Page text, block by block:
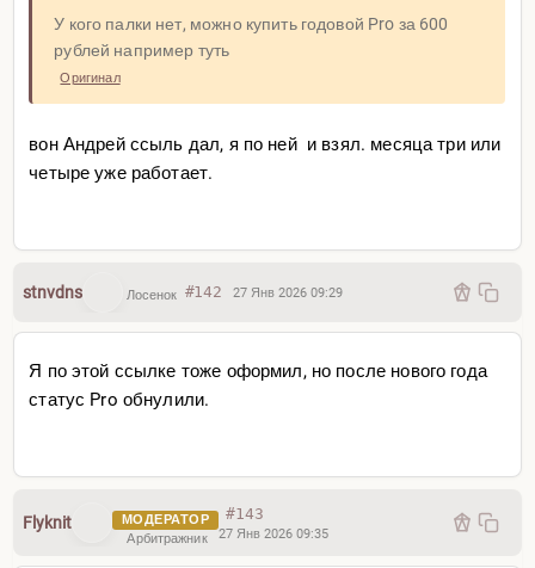
У кого палки нет, можно купить годовой Pro за 600
рублей например туть
Оригинал
вон Андрей ссыль дал, я по ней и взял. месяца три или
четыре уже работает.
stnvdns Лосенок #142 27 Янв 2026 09:29
Я по этой ссылке тоже оформил, но после нового года
статус Pro обнулили.
Flyknit
МОДЕРАТОР
Арбитражник
#143
27 Янв 2026 09:35